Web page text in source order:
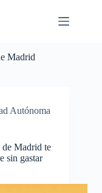
Madrid
Autónoma
de Madrid te
sin gastar